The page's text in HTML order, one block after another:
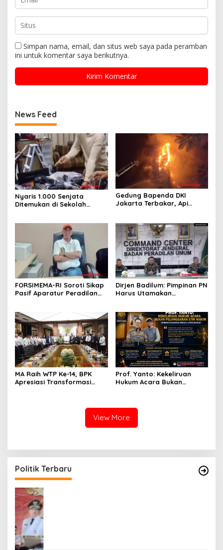
Simpan nama, email, dan situs web saya pada peramban
ini untuk komentar saya berikutnya.
News Feed
Nyaris 1.000 Senjata
Ditemukan di Sekolah
Gedung Bapenda DKI
Jakarta Terbakar, Api
FORSIMEMA-RI Soroti Sikap
Pasif Aparatur Peradilan
Citra Lembaga
Dirjen Badilum: Pimpinan PN
Harus Utamakan
MA Raih WTP Ke-14, BPK
Apresiasi Transformasi
Prof. Yanto: Kekeliruan
Hukum Acara Bukan
View More
Politik Terbaru